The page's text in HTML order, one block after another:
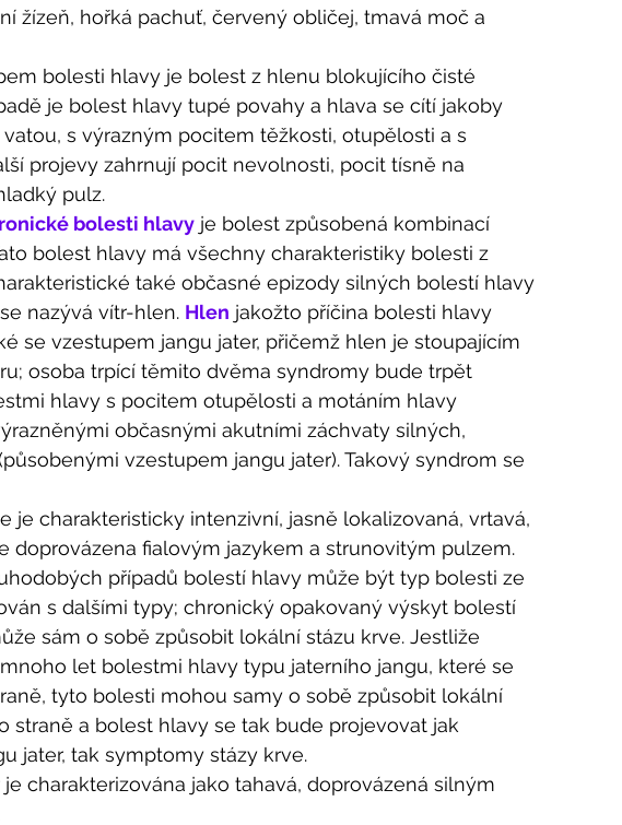
žízeň, hořká pachuť, červený obličej, tmavá moč a
bolesti hlavy je bolest z hlenu blokujícího čisté
je bolest hlavy tupé povahy a hlava se cítí jakoby
s výrazným pocitem těžkosti, otupělosti a s
projevy zahrnují pocit nevolnosti, pocit tísně na
pulz.
bolesti hlavy je bolest způsobená kombinací
bolest hlavy má všechny charakteristiky bolesti z
také občasné epizody silných bolestí hlavy
nazývá vítr-hlen. Hlen jakožto příčina bolesti hlavy
se vzestupem jangu jater, přičemž hlen je stoupajícím
osoba trpící těmito dvěma syndromy bude trpět
hlavy s pocitem otupělosti a motáním hlavy
občasnými akutními záchvaty silných,
vzestupem jangu jater). Takový syndrom se
je charakteristicky intenzivní, jasně lokalizovaná, vrtavá,
doprovázena fialovým jazykem a strunovitým pulzem.
případů bolestí hlavy může být typ bolesti ze
s dalšími typy; chronický opakovaný výskyt bolestí
sám o sobě způsobit lokální stázu krve. Jestliže
let bolestmi hlavy typu jaterního jangu, které se
tyto bolesti mohou samy o sobě způsobit lokální
straně a bolest hlavy se tak bude projevovat jak
jater, tak symptomy stázy krve.
charakterizována jako tahavá, doprovázená silným